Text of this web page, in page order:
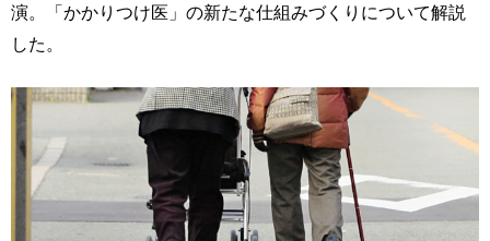
演。「かかりつけ医」の新たな仕組みづくりについて解説
した。